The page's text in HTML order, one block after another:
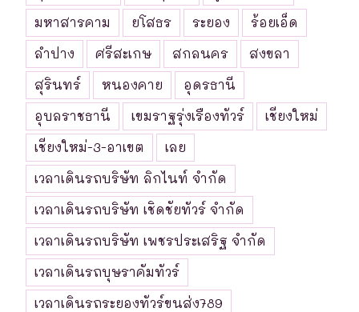
มหาสารคาม
ยโสธร ระยอง
ร้อยเอ็ด
ลำปาง
ศรีสะเกษ สกลนคร
สงขลา
สุรินทร์
หนองคาย
อุดรธานี
อุบลราชธานี
เขมราฐรุ่งเรืองทัวร์
เชียงใหม่
เชียงใหม่-3-อาเขต
เลย
เวลาเดินรถบริษัท ลิกไนท์ จำกัด
เวลาเดินรถบริษัท เชิดชัยทัวร์ จำกัด
เวลาเดินรถบริษัท เพชรประเสริฐ จำกัด
เวลาเดินรถบุษราคัมทัวร์
เวลาเดินรถระยองทัวร์ขนส่ง789